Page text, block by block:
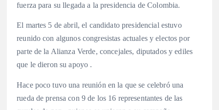
fuerza para su llegada a la presidencia de Colombia.
El martes 5 de abril, el candidato presidencial estuvo
reunido con algunos congresistas actuales y electos por
parte de la Alianza Verde, concejales, diputados y ediles
que le dieron su apoyo .
Hace poco tuvo una reunión en la que se celebró una
rueda de prensa con 9 de los 16 representantes de las